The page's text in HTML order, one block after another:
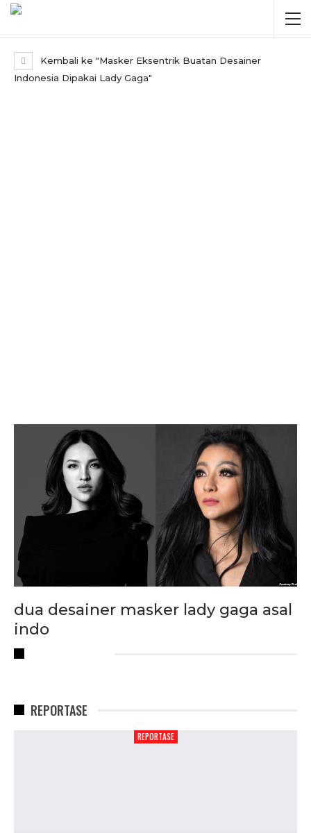
Kembali ke "Masker Eksentrik Buatan Desainer
Indonesia Dipakai Lady Gaga"
dua desainer masker lady gaga asal
indo
REPORTASE
REPORTASE